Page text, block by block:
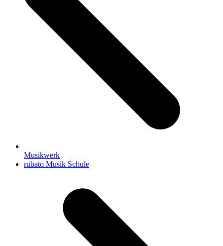
Musikwerk
Nächster
rubato Musik Schule